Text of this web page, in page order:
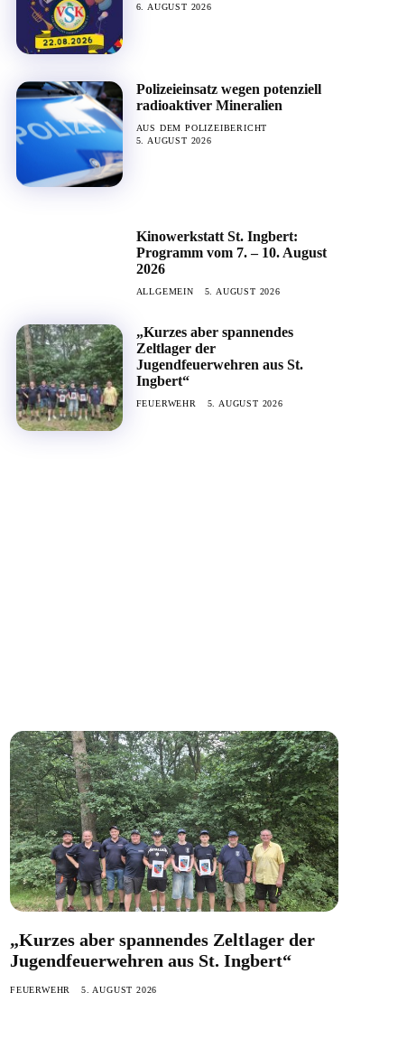
6. AUGUST 2026
Polizeieinsatz wegen potenziell
radioaktiver Mineralien
AUS DEM POLIZEIBERICHT
5. AUGUST 2026
Kinowerkstatt St. Ingbert:
Programm vom 7. – 10. August
2026
ALLGEMEIN 5. AUGUST 2026
„Kurzes aber spannendes
Zeltlager der
Jugendfeuerwehren aus St.
Ingbert“
FEUERWEHR 5. AUGUST 2026
„Kurzes aber spannendes Zeltlager der
Jugendfeuerwehren aus St. Ingbert“
FEUERWEHR 5. AUGUST 2026